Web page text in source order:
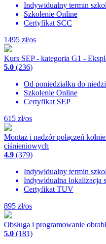
Indywidualny termin
Szkolenie Online
Certyfikat SCC
1495 zł/os
Kurs SEP - kategoria G1 -
5.0 (236)
Od poniedziałku do
Szkolenie Online
Certyfikat SEP
615 zł/os
Montaż i nadzór połączeń
ciśnieniowych
4.9 (379)
Indywidualny termin
Indywidualna lokalizacja
Certyfikat TUV
895 zł/os
Obsługa i programowanie
5.0 (181)